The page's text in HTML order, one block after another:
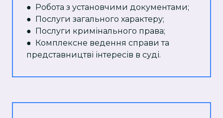
● Робота з установчими документами;
● Послуги загального характеру;
● Послуги кримінального права;
● Комплексне ведення справи та
представництві інтересів в суді.